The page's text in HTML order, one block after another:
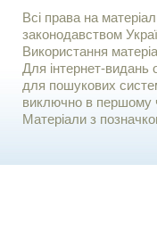
Всі права на
законодавством
Використання
Для iнтернет-видань
для пошукових
виключно в першому
Матеріали з